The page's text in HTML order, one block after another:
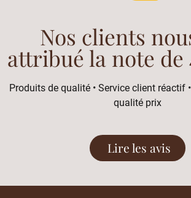
Nos clients
attribué la note de
Produits de qualité • Service client réactif
qualité prix
Lire les avis